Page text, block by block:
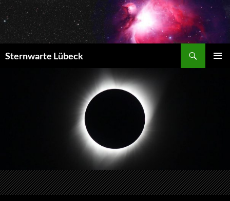
Zum
Inhalt
springen
Sternwarte Lübeck